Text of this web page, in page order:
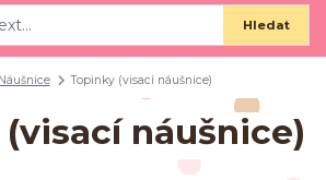
Hledat
Náušnice Topinky (visací náušnice)
náušnice)